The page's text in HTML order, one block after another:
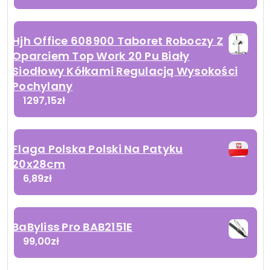
Hjh Office 608900 Taboret Roboczy Z
Oparciem Top Work 20 Pu Biały
Siodłowy Kółkami Regulacją Wysokości
Pochylany
1297,15zł
Flaga Polska Polski Na Patyku
20x28cm
6,89zł
BaByliss Pro BAB2151E
99,00zł